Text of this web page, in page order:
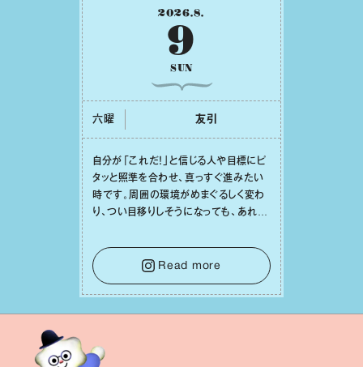
2026.8.
9
SUN
六曜 友引
⾃分が「これだ！」と信じる⼈や⽬標にピ
タッと照準を合わせ、真っすぐ進みたい
時です。周囲の環境がめまぐるしく変わ
り、つい⽬移りしそうになっても、あれこ
をそっと⼿放し、⽬の前のことに集中しま
しょう。そのブレない決意が、あなたにと
って有意義で安定した成果を引き寄せま
す。
Read more